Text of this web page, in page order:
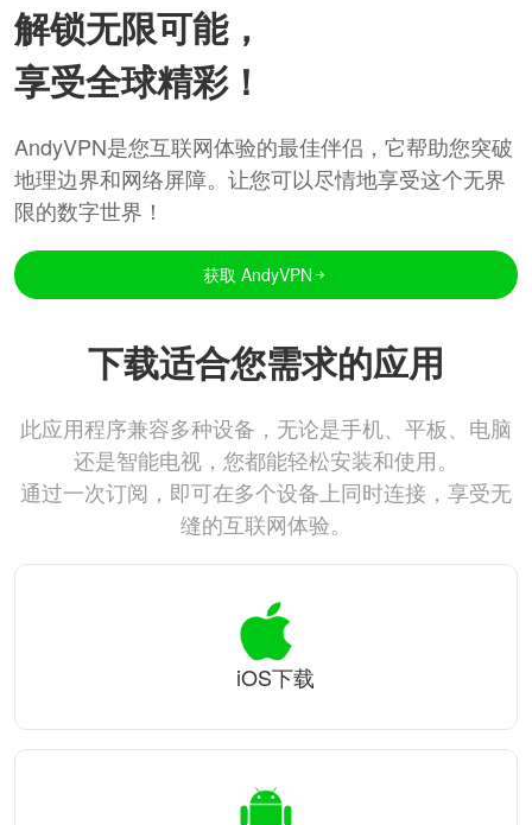
解锁无限可能，
享受全球精彩！
AndyVPN是您互联网体验的最佳伴侣，它帮助您突破
地理边界和网络屏障。让您可以尽情地享受这个无界
限的数字世界！
获取 AndyVPN
下载适合您需求的应用
此应用程序兼容多种设备，无论是手机、平板、电脑
还是智能电视，您都能轻松安装和使用。
通过一次订阅，即可在多个设备上同时连接，享受无
缝的互联网体验。
iOS下载